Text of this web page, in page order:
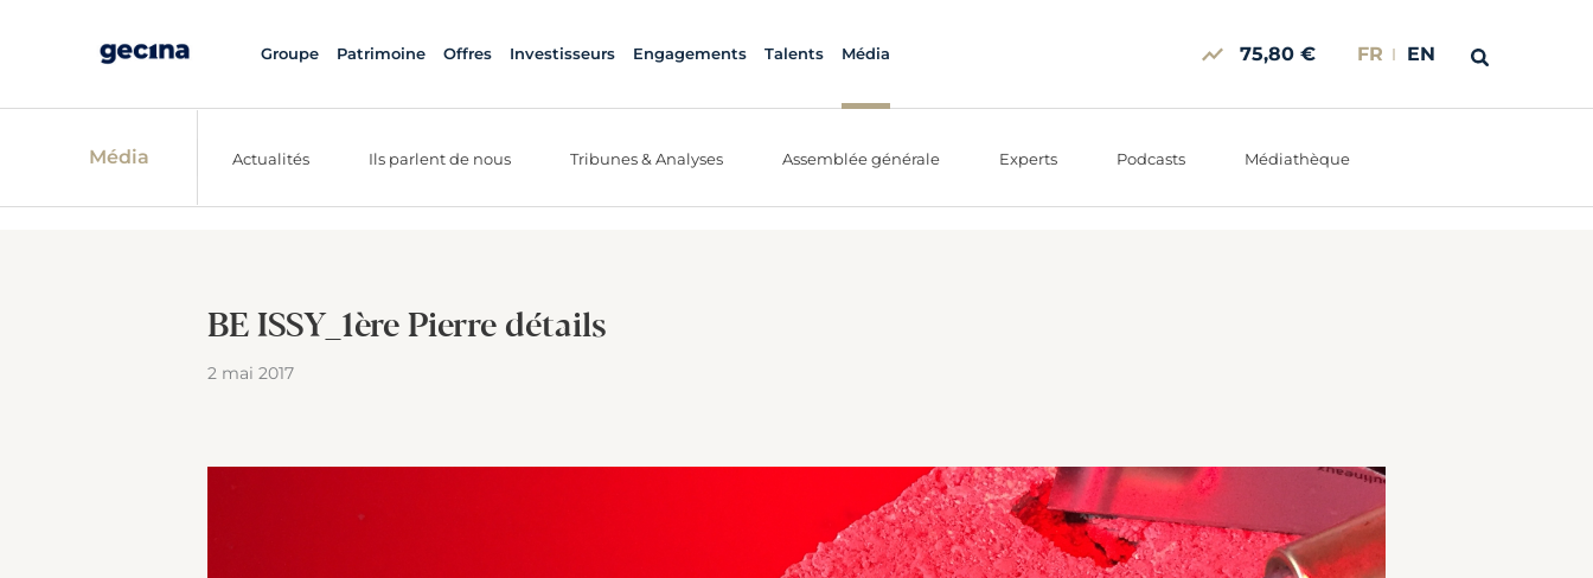
Groupe Patrimoine Offres Investisseurs Engagements Talents Média 75,80 € FR EN
Média Actualités Ils parlent de nous Tribunes & Analyses Assemblée générale Experts Podcasts Médiathèque
BE ISSY_1ère Pierre détails
2 mai 2017